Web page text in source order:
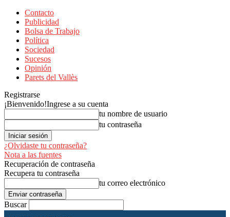
Contacto
Publicidad
Bolsa de Trabajo
Política
Sociedad
Sucesos
Opinión
Parets del Vallès
Registrarse
¡Bienvenido!Ingrese a su cuenta
tu nombre de usuario
tu contraseña
¿Olvidaste tu contraseña?
Nota a las fuentes
Recuperación de contraseña
Recupera tu contraseña
tu correo electrónico
Buscar